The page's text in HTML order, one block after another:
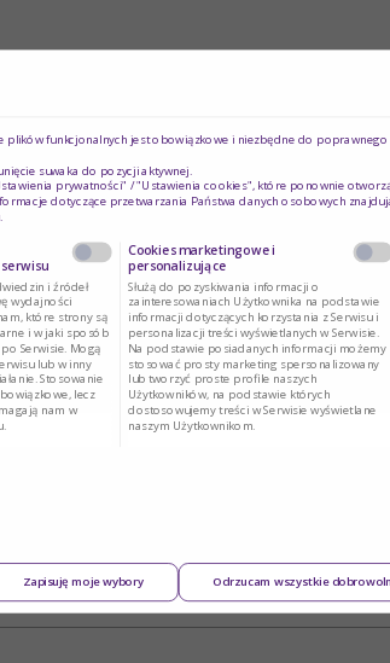
funkcjonalnych jest obowiązkowe i niezbędne do poprawnego
suwaka do pozycji aktywnej.
prywatności" / "Ustawienia cookies", które ponownie
dotyczące przetwarzania Państwa danych osobowych
i źródeł
wydajności
które strony są
i w jaki sposób
Serwisie. Mogą
lub w inny
Stosowanie
lecz
nam w
Cookies marketingowe i
personalizujące
Służą do pozyskiwania informacji o
zainteresowaniach Użytkownika na podstawie
informacji dotyczących korzystania z Serwisu i
personalizacji treści wyświetlanych w Serwisie.
Na podstawie posiadanych informacji możemy
stosować prosty marketing spersonalizowany
lub tworzyć proste profile naszych
Użytkowników, na podstawie których
dostosowujemy treści w Serwisie wyświetlane
naszym Użytkownikom.
Zapisuję moje wybory Odrzucam wszystkie